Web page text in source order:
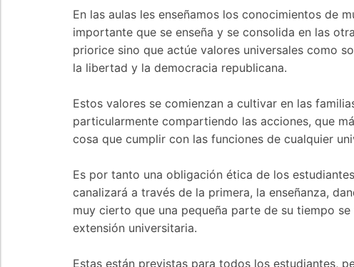
En las aulas les enseñamos los conocimientos de
importante que se enseña y se consolida en las
priorice sino que actúe valores universales como
la libertad y la democracia republicana.
Estos valores se comienzan a cultivar en las
particularmente compartiendo las acciones, que
cosa que cumplir con las funciones de cualquier
Es por tanto una obligación ética de los
canalizará a través de la primera, la enseñanza,
muy cierto que una pequeña parte de su tiempo
extensión universitaria.
Estas están previstas para todos los estudiantes,